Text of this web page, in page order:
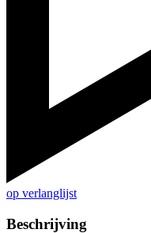
op verlanglijst
Beschrijving